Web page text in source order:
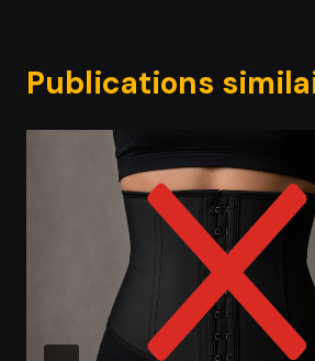
Publications